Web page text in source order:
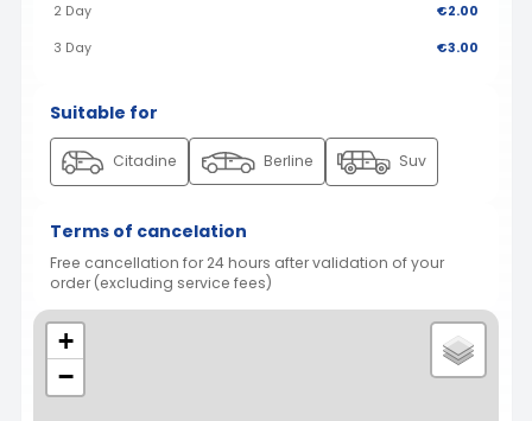
2 Day €2.00
3 Day €3.00
Suitable for
Citadine Berline Suv
Terms of cancelation
Free cancellation for 24 hours after validation of your
order (excluding service fees)
+
−